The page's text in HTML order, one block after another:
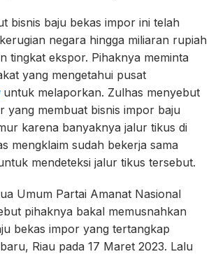
bisnis baju bekas impor ini telah
negara hingga miliaran rupiah
tingkat ekspor. Pihaknya meminta
yang mengetahui pusat
untuk melaporkan. Zulhas menyebut
yang membuat bisnis impor baju
karena banyaknya jalur tikus di
mengklaim sudah bekerja sama
mendeteksi jalur tikus tersebut.
Umum Partai Amanat Nasional
pihaknya bakal memusnahkan
bekas impor yang tertangkap
Riau pada 17 Maret 2023. Lalu